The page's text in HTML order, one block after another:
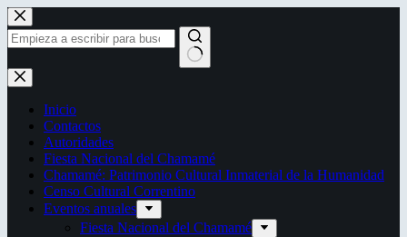
Saltar
al
contenido
Sin
resultados
Inicio
Contactos
Autoridades
Fiesta Nacional del Chamamé
Chamamé: Patrimonio Cultural Inmaterial de la Humanidad
Censo Cultural Correntino
Eventos anuales
Fiesta Nacional del Chamamé